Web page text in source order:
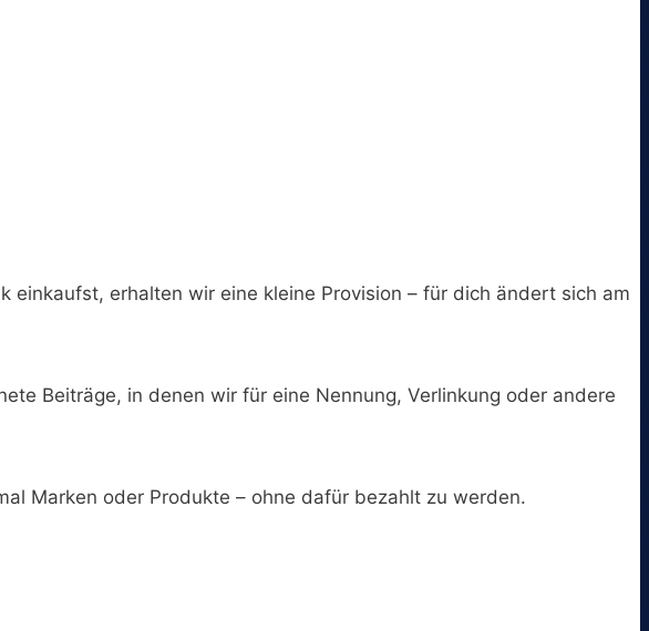
erhalten wir eine kleine Provision – für dich ändert sich am
Beiträge, in denen wir für eine Nennung, Verlinkung oder andere
Marken oder Produkte – ohne dafür bezahlt zu werden.